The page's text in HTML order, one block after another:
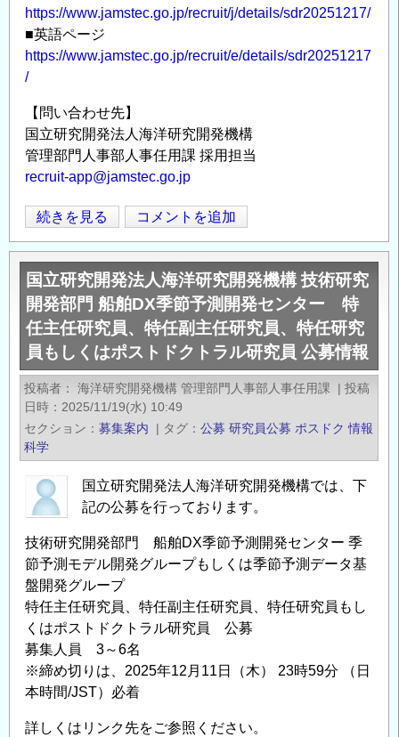
ン
タ
ー
主
任
研
も
く
は
研
究
員
公
募
情
報
の
https://www.jamstec.go.jp/recruit/j/details/sdr20251217/
■英語ページ
https://www.jamstec.go.jp/recruit/e/details/sdr20251217
/
【問い合わせ先】
国立研究開発法人海洋研究開発機構
管理部門人事部人事任用課 採用担当
recruit-app@jamstec.go.jp
国
立
研
究
開
発
法
人
海
洋
研
究
開
発
構
海
域
地
震
火
山
門
続きを見る コメントを追加
国立研究開発法人海洋研究開発機構 技術研究
開発部門 船舶DX季節予測開発センター 特
任主任研究員、特任副主任研究員、特任研究
員もしくはポストドクトラル研究員 公募情報
投稿者 海洋研究開発機構 管理部門人事部人事任用課 | 投稿
日時
2025/11/19(水) 10:49
セクション
募集案内 | タグ 公募 研究員公募 ポスドク 情報
科学
国立研究開発法人海洋研究開発機構では、下
記の公募を行っております。
技術研究開発部門 船舶DX季節予測開発センター 季
節予測モデル開発グループもしくは季節予測データ基
盤開発グループ
特任主任研究員、特任副主任研究員、特任研究員もし
くはポストドクトラル研究員 公募
募集人員 3～6名
※締め切りは、2025年12月11日（木） 23時59分 （日
本時間/JST）必着
詳しくはリンク先をご参照ください。